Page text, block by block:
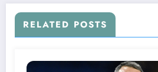
RELATED POSTS